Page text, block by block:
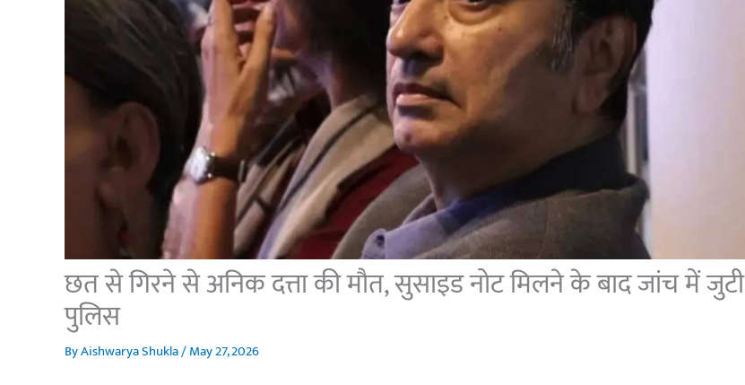
छत से गिरने से अनिक दत्ता की मौत, सुसाइड नोट मिलने के बाद जांच में जुटी
पुलिस
ByAishwarya Shukla/May 27, 2026